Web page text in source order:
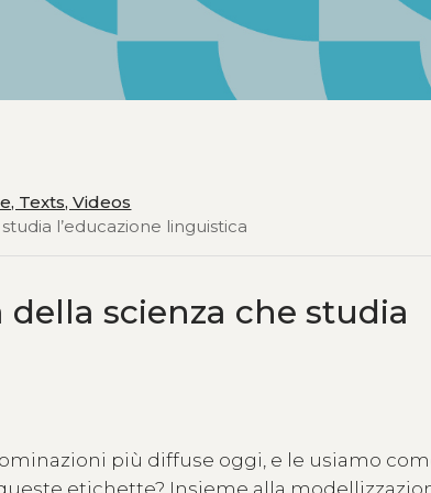
Texts, Videos
l’educazione linguistica
scienza che studia
più diffuse oggi, e le usiamo
etichette? Insieme alla